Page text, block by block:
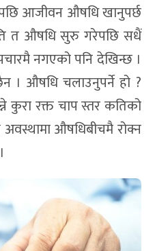
आजीवन औषधि खानुपर्छ
त औषधि सुरु गरेपछि सधैं
नगएको पनि देखिन्छ ।
। औषधि चलाउनुपर्ने हो ?
कुरा रक्त चाप स्तर कतिको
औषधिबीचमै रोक्न